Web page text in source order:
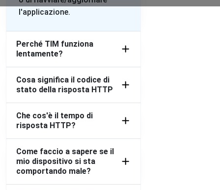
Mauro
Naples, Italy • 1 anni ago
Sito e app mytim non raggiunge
Mauro
Naples, Italy • 1 anni ago
Sito e app mytim non raggiunge
Federico
Mauro
Naples, Italy • 1 anni ago
l'applicazione.
Perché TIM funziona
lentamente?
Cosa significa il codice di
stato della risposta HTTP
Che cos'è il tempo di
risposta HTTP?
Come faccio a sapere se il
mio dispositivo si sta
comportando male?